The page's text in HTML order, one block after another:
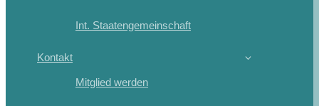
Int. Staatengemeinschaft
Kontakt
Mitglied werden